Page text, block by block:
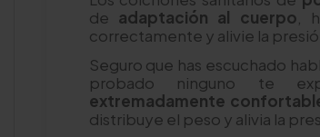
de adaptación al cuerpo ,
correctamente y alivie la
Seguro que has escuchado
probado ninguno te
extremadamente
distribuye el peso y alivia la